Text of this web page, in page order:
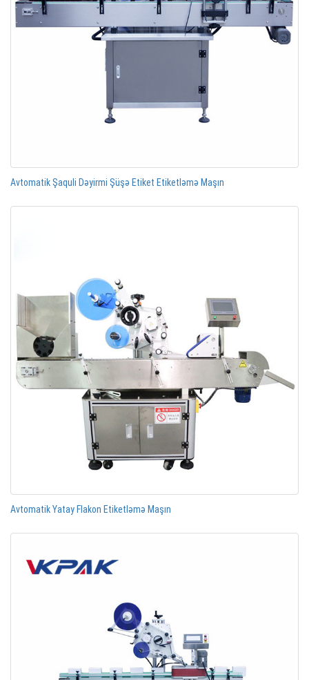
Avtomatik Şaquli Dəyirmi Şüşə Etiket Etiketləmə Maşın
Avtomatik Yatay Flakon Etiketləmə Maşın